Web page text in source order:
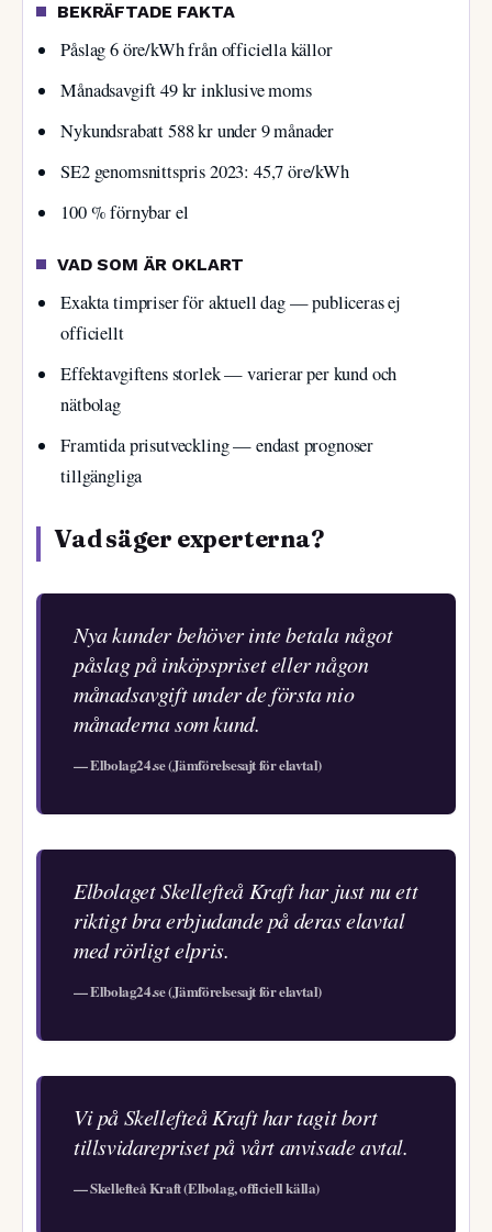
BEKRÄFTADE FAKTA
Påslag 6 öre/kWh från officiella källor
Månadsavgift 49 kr inklusive moms
Nykundsrabatt 588 kr under 9 månader
SE2 genomsnittspris 2023: 45,7 öre/kWh
100 % förnybar el
VAD SOM ÄR OKLART
Exakta timpriser för aktuell dag — publiceras ej
officiellt
Effektavgiftens storlek — varierar per kund och
nätbolag
Framtida prisutveckling — endast prognoser
tillgängliga
Vad säger experterna?
Nya kunder behöver inte betala något
påslag på inköpspriset eller någon
månadsavgift under de första nio
månaderna som kund.
— Elbolag24.se (Jämförelsesajt för elavtal)
Elbolaget Skellefteå Kraft har just nu ett
riktigt bra erbjudande på deras elavtal
med rörligt elpris.
— Elbolag24.se (Jämförelsesajt för elavtal)
Vi på Skellefteå Kraft har tagit bort
tillsvidarepriset på vårt anvisade avtal.
— Skellefteå Kraft (Elbolag, officiell källa)